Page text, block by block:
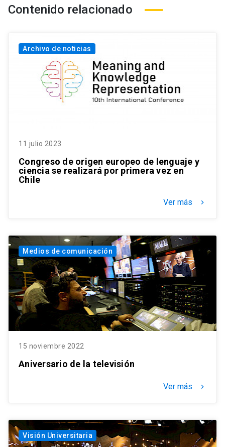
Contenido relacionado
Archivo de noticias
11 julio 2023
Congreso de origen europeo de lenguaje y
ciencia se realizará por primera vez en
Chile
Ver más keyboard_arrow_right
Medios de comunicación
15 noviembre 2022
Aniversario de la televisión
Ver más keyboard_arrow_right
Visión Universitaria